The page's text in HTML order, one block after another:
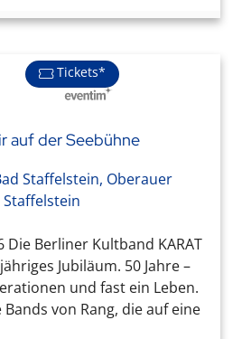
Tickets*
auf der Seebühne
Staffelstein, Oberauer
Staffelstein
Die Berliner Kultband KARAT
Jubiläum. 50 Jahre –
und fast ein Leben.
von Rang, die auf eine